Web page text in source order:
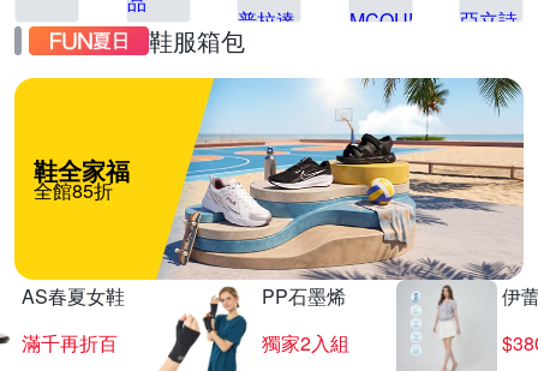
鞋服箱包
鞋全家福
全館85折
AS春夏女鞋
滿千再折百
PP石墨烯
獨家2入組
伊